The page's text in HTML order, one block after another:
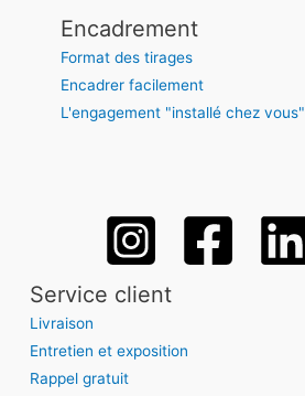
Encadrement
Format des tirages
Encadrer facilement
L'engagement "installé chez vous"
Service client
Livraison
Entretien et exposition
Rappel gratuit